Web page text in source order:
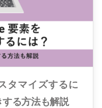
タマイズするに
る方法も解説